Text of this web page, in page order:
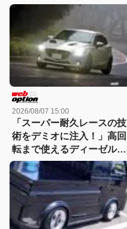
ーノマド用ボディキット
2026/08/07 15:00
「スーパー耐久レースの技
術をデミオに注入！」高回
転まで使えるディーゼルタ
ーボ仕様が熱い!!